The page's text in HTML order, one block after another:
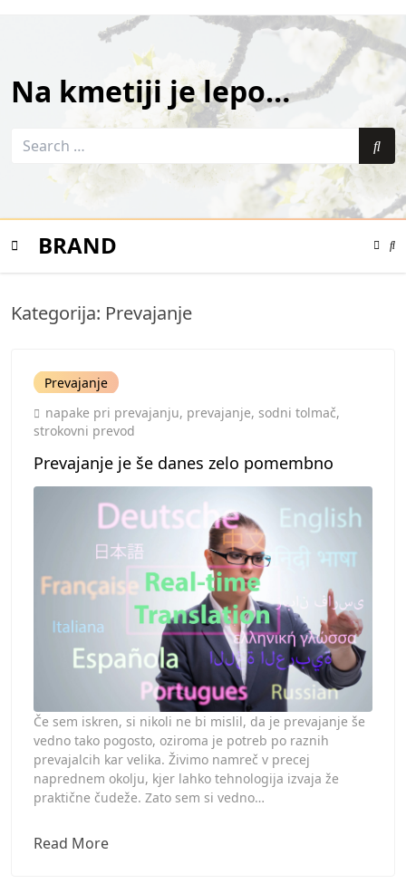
Na kmetiji je lepo…
Search
Toggle
BRAND
Color
Kategorija: Prevajanje
Prevajanje
napake pri prevajanju, prevajanje, sodni tolmač,
strokovni prevod
Prevajanje je še danes zelo pomembno
Če sem iskren, si nikoli ne bi mislil, da je prevajanje še
vedno tako pogosto, oziroma je potreb po raznih
prevajalcih kar velika. Živimo namreč v precej
naprednem okolju, kjer lahko tehnologija izvaja že
praktične čudeže. Zato sem si vedno…
Read MorePrevajanje